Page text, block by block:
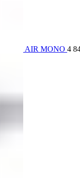
AIR MONO 4